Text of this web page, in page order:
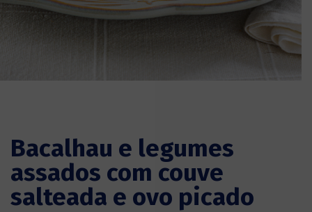
Bacalhau e legumes
assados com couve
salteada e ovo picado